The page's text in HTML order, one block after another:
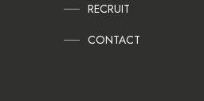
RECRUIT
CONTACT